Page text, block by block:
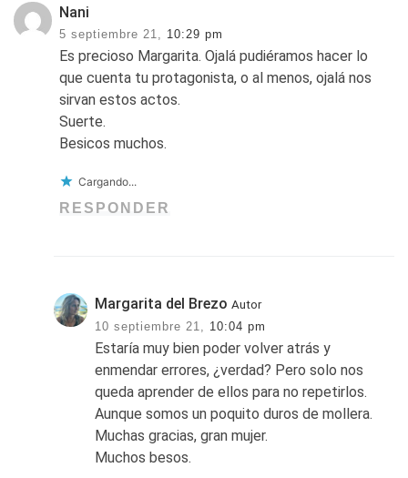
Nani
5 septiembre 21, 10:29 pm
Es precioso Margarita. Ojalá pudiéramos hacer lo
que cuenta tu protagonista, o al menos, ojalá nos
sirvan estos actos.
Suerte.
Besicos muchos.
Cargando...
RESPONDER
Margarita del Brezo Autor
10 septiembre 21,
10:04 pm
Estaría muy bien poder volver atrás y
enmendar errores, ¿verdad? Pero solo nos
queda aprender de ellos para no repetirlos.
Aunque somos un poquito duros de mollera.
Muchas gracias, gran mujer.
Muchos besos.